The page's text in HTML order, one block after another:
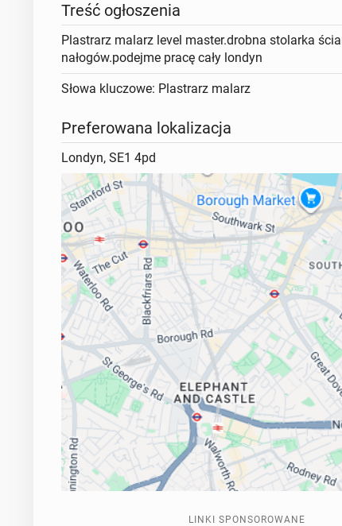
Treść ogłoszenia
Plastrarz malarz level master.drobna stolarka
nałogów.podejme pracę cały londyn
Słowa kluczowe: Plastrarz malarz
Preferowana lokalizacja
Londyn, SE1 4pd
LINKI SPONSOROWANE